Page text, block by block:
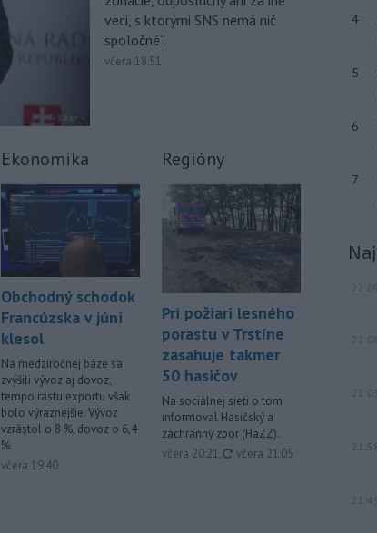
júla 2026 herečka a dlhoročná
členka Slovenského komorného
divadla (SKD) v Martine Helena
Sudická.
mosta Lanfranconi, ktorý je súčasťou
bratislavskej diaľnice D2.
Viac >
veci, s ktorými SNS nemá nič
spoločné“.
včera 18:51
Ekonomika
Obchodný schodok
Francúzska v júni
klesol
Na medziročnej báze sa
zvýšili vývoz aj dovoz,
tempo rastu exportu však
bolo výraznejšie. Vývoz
vzrástol o 8 %, dovoz o 6,4
%.
včera 19:40
Regióny
Pri požiari lesného
porastu v Trstíne
zasahuje takmer
50 hasičov
Na sociálnej sieti o tom
informoval Hasičský a
záchranný zbor (HaZZ).
včera 20:21, aktualizované
včera 21:05
4
5
6
7